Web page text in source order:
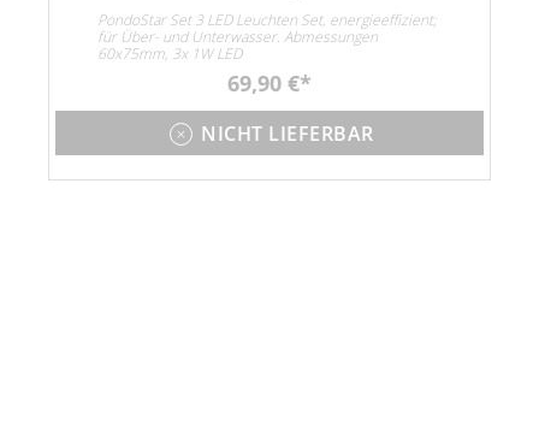
PondoStar Set 3 LED Leuchten Set, energieeffizient;
für Über- und Unterwasser. Abmessungen
60x75mm, 3x 1W LED
69,90 €
NICHT LIEFERBAR